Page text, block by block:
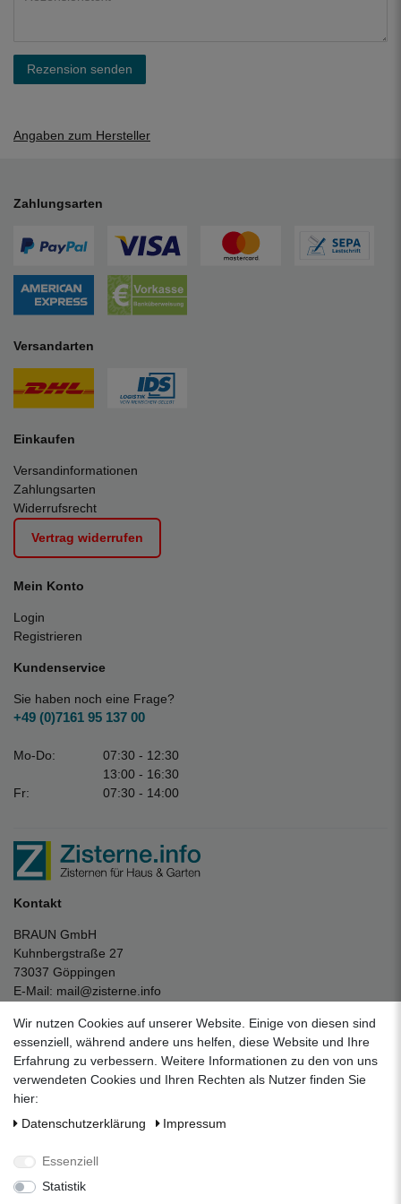
Rezension senden
Angaben zum Hersteller
Zahlungsarten
Versandarten
Einkaufen
Versandinformationen
Zahlungsarten
Widerrufsrecht
Vertrag widerrufen
Mein Konto
Login
Registrieren
Kundenservice
Sie haben noch eine Frage?
+49 (0)7161 95 137 00
Mo-Do:
07:30 - 12:30
13:00 - 16:30
Fr:
07:30 - 14:00
Kontakt
BRAUN GmbH
Kuhnbergstraße 27
73037 Göppingen
E-Mail: mail@zisterne.info
Unternehmen
Datenschutzerklärung
Impressum
Über uns
Folgen Sie uns auf Social Media
Wir nutzen Cookies auf unserer Website. Einige von diesen sind
essenziell, während andere uns helfen, diese Website und Ihre
Erfahrung zu verbessern. Weitere Informationen zu den von uns
verwendeten Cookies und Ihren Rechten als Nutzer finden Sie
hier:
Daten­schutz­erklärung
Impressum
Essenziell
Statistik